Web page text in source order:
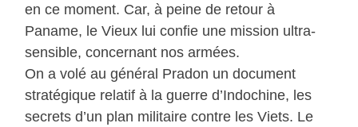
en ce moment. Car, à peine de retour à
Paname, le Vieux lui confie une mission ultra-
sensible, concernant nos armées.
On a volé au général Pradon un document
stratégique relatif à la guerre d’Indochine, les
secrets d’un plan militaire contre les Viets. Le